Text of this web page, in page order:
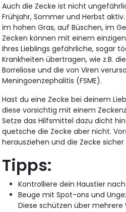
Auch die Zecke ist nicht
Frühjahr, Sommer und Herbst
im hohen Gras, auf Büschen, im
Zecken können mit einem
Ihres Lieblings gefährliche, sogar
Krankheiten übertragen, wie z.B.
Borreliose und die von Viren
Meningoenzephalitis (FSME).
Hast du eine Zecke bei deinem
diese vorsichtig mit einem
Setze das Hilfsmittel dazu dicht
quetsche die Zecke aber nicht.
herausziehen und die Zecke
Tipps:
Kontrolliere dein Haustier
Beuge mit Spot-ons und
Diese schützen über mehrere